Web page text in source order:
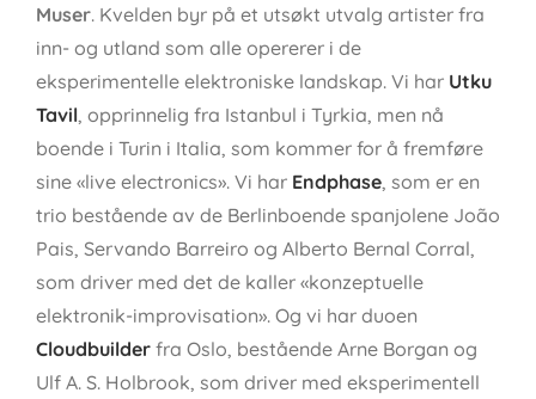
Muser. Kvelden byr på et utsøkt utvalg artister fra
inn- og utland som alle opererer i de
eksperimentelle elektroniske landskap. Vi har Utku
Tavil, opprinnelig fra Istanbul i Tyrkia, men nå
boende i Turin i Italia, som kommer for å fremføre
sine «live electronics». Vi har Endphase, som er en
trio bestående av de Berlinboende spanjolene João
Pais, Servando Barreiro og Alberto Bernal Corral,
som driver med det de kaller «konzeptuelle
elektronik-improvisation». Og vi har duoen
Cloudbuilder fra Oslo, bestående Arne Borgan og
Ulf A. S. Holbrook, som driver med eksperimentell